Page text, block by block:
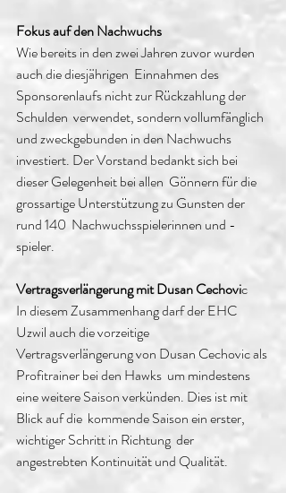
Fokus auf den Nachwuchs
Wie bereits in den zwei Jahren zuvor wurden
auch die diesjährigen  Einnahmen des
Sponsorenlaufs nicht zur Rückzahlung der
Schulden  verwendet, sondern vollumfänglich
und zweckgebunden in den Nachwuchs
investiert. Der Vorstand bedankt sich bei
dieser Gelegenheit bei allen  Gönnern für die
grossartige Unterstützung zu Gunsten der
rund 140  Nachwuchsspielerinnen und -
spieler.
Vertragsverlängerung mit Dusan Cechovic
In diesem Zusammenhang darf der EHC
Uzwil auch die vorzeitige
Vertragsverlängerung von Dusan Cechovic als
Profitrainer bei den Hawks  um mindestens
eine weitere Saison verkünden. Dies ist mit
Blick auf die  kommende Saison ein erster,
wichtiger Schritt in Richtung  der
angestrebten Kontinuität und Qualität.